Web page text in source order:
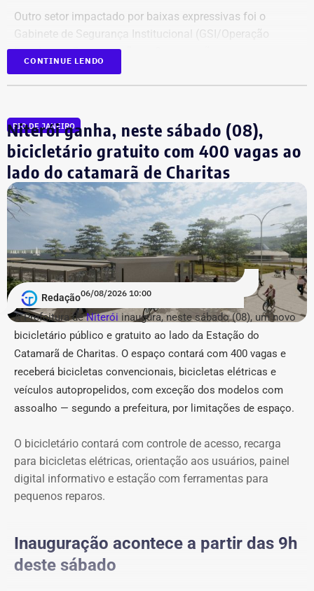
Outro setor impactado por baixas expressivas foi o
Gabinete de Segurança Institucional (GSI/Operação
Foco), com 5 exonerações e 3 nomeações.
Em contrapartida, o Detran-RJ figurou como o principal
Civil chancelou 6 nomeações diretas para chefias de
serviços e unidades de atendimento desconcentradas do
departamento de trânsito, sem registrar nenhuma
exoneração correspondente nesta leva.
A lista de reforços na estrutura estadual contou ainda
com 4 nomeações na Secretaria de Estado de Fazenda e
4 na Secretaria de Estado do Ambiente e Sustentabilidade
(Seas/Inea), além de preenchimento de vagas
estratégicas de coordenação (nível DAS-8) na Fundação
CEPERJ, Seplag e Secretaria de Governo.
COM FÁBIO MARTINS.
CONTINUE LENDO
RIO DE JANEIRO
Niterói ganha, neste sábado (08),
bicicletário gratuito com 400 vagas ao
lado do catamarã de Charitas
Redação06/08/2026 10:00
A Prefeitura deNiterói inaugura, neste sábado (08), um novo
bicicletário público e gratuito ao lado da Estação do
Catamarã de Charitas. O espaço contará com 400 vagas e
receberá bicicletas convencionais, bicicletas elétricas e
veículos autopropelidos, com exceção dos modelos com
assoalho — segundo a prefeitura, por limitações de espaço.
O bicicletário contará com controle de acesso, recarga
para bicicletas elétricas, orientação aos usuários, painel
digital informativo e estação com ferramentas para
pequenos reparos.
Inauguração acontece a partir das 9h
deste sábado